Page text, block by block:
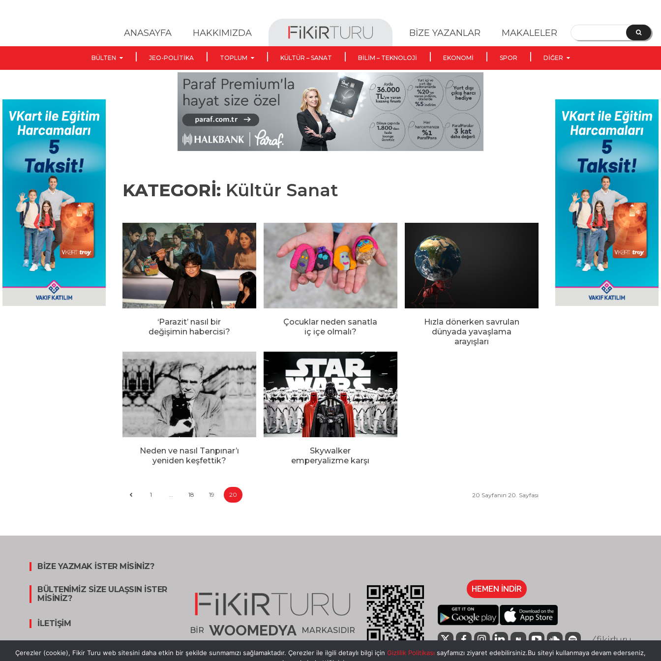
ANASAYFA HAKKIMIZDA BİZE YAZANLAR MAKALELER
BÜLTEN JEO-POLITIKA TOPLUM KÜLTÜR – SANAT BILIM – TEKNOLOJI EKONOMI SPOR DIĞER
KATEGORİ: Kültür Sanat
‘Parazit’ nasıl bir
değişimin habercisi?
Çocuklar neden sanatla
iç içe olmalı?
Hızla dönerken savrulan
dünyada yavaşlama
arayışları
Neden ve nasıl Tanpınar’ı
yeniden keşfettik?
Skywalker
emperyalizme karşı
1 ... 18 19 20 20 Sayfanın 20. Sayfası
BİZE YAZMAK İSTER MİSİNİZ?
BÜLTENİMİZ SİZE ULAŞSIN İSTER
MİSİNİZ?
İLETİŞİM
KÜNYE
BİR WOOMEDYA MARKASIDIR
HEMEN İNDİR
/fikirturu
Çerezler (cookie), Fikir Turu web sitesini daha etkin bir şekilde sunmamızı sağlamaktadır. Çerezler ile ilgili detaylı bilgi için Gizlilik Politikası sayfamızı ziyaret edebilirsiniz.Bu siteyi kullanmaya devam ederseniz,